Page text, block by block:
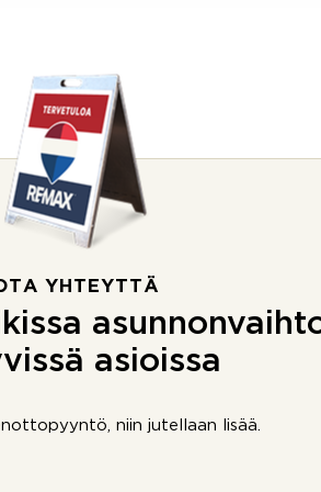
YHTEYTTÄ
asioissa
niin jutellaan lisää.